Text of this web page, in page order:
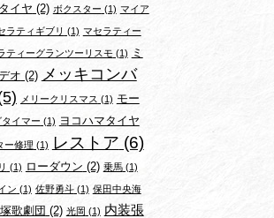
イヤ (2) ボクスター (1) マイア
ラティギブリ (1) マセラティー
ティーグランツーリスモ(1)
ミ
オ (2) メッキコンバ
メリークリスマス (1) モー
イマー (1) ヨコハマタイヤ
ー修理 (1) レストア (6)
(1) ローダウン (2) 乗馬(1)
ン (1) 佐野勇斗(1) 保田中央海
歌劇団 (2) 光岡 (1) 内装張